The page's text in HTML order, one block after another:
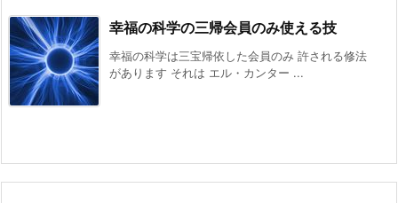
幸福の科学の三帰会員のみ使える技
幸福の科学は三宝帰依した会員のみ 許される修法
があります それは エル・カンター ...